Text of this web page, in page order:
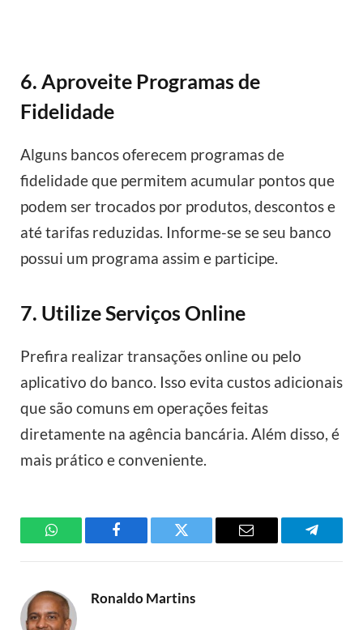
6. Aproveite Programas de
Fidelidade
Alguns bancos oferecem programas de
fidelidade que permitem acumular pontos que
podem ser trocados por produtos, descontos e
até tarifas reduzidas. Informe-se se seu banco
possui um programa assim e participe.
7. Utilize Serviços Online
Prefira realizar transações online ou pelo
aplicativo do banco. Isso evita custos adicionais
que são comuns em operações feitas
diretamente na agência bancária. Além disso, é
mais prático e conveniente.
WhatsAppFacebook Twitter Email
Ronaldo Martins